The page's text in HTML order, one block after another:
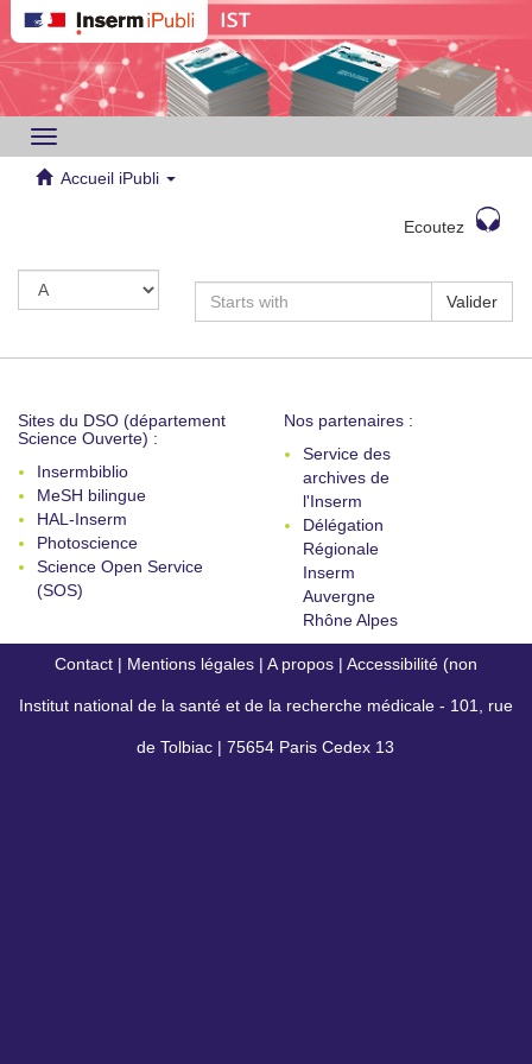
Toggle
navigation
Accueil iPubli
Ecoutez
Valider
Sites du DSO (département
Science Ouverte) :
Insermbiblio
MeSH bilingue
HAL-Inserm
Photoscience
Science Open Service
(SOS)
Nos partenaires :
Service des
archives de
l'Inserm
Délégation
Régionale
Inserm
Auvergne
Rhône Alpes
Contact | Mentions légales | A propos | Accessibilité (non
conforme)
Institut national de la santé et de la recherche médicale - 101, rue
de Tolbiac | 75654 Paris Cedex 13